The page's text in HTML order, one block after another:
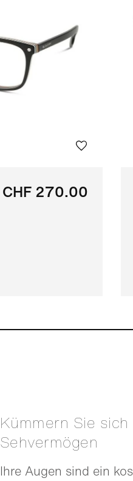
CHF 270.00
Kümmern Sie sich um Ihr
Sehvermögen
Ihre Augen sind ein